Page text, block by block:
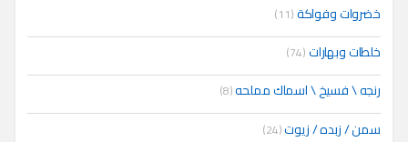
خضروات وفواكة(11)
خلطات وبهارات(74)
رنجه \ فسيخ \ اسماك مملحه(8)
سمن / زبده / زيوت(24)